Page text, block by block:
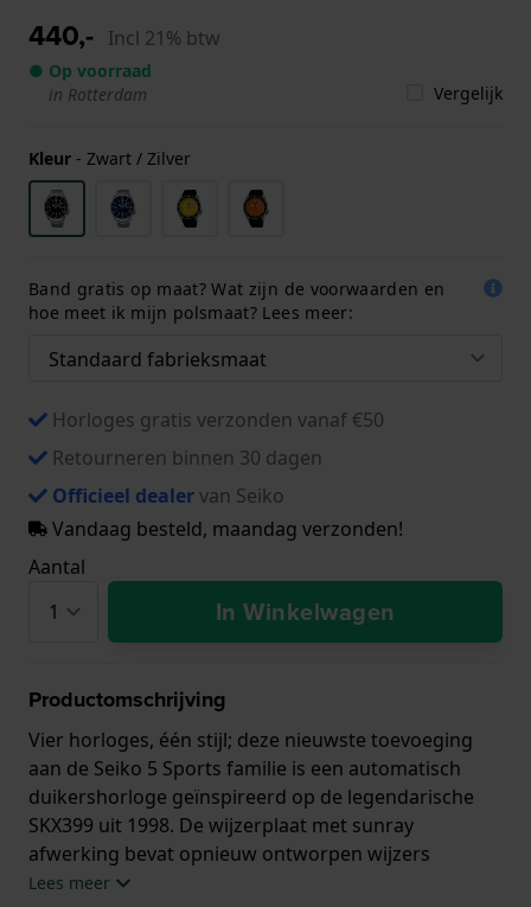
440,- Incl 21% btw
● Op voorraad
in Rotterdam
Vergelijk
Kleur - Zwart / Zilver
Band gratis op maat? Wat zijn de voorwaarden en
hoe meet ik mijn polsmaat? Lees meer:
Horloges gratis verzonden vanaf €50
Retourneren binnen 30 dagen
Officieel dealervan Seiko
Vandaag besteld, maandag verzonden!
Aantal
In Winkelwagen
Productomschrijving
Vier horloges, één stijl; deze nieuwste toevoeging
aan de Seiko 5 Sports familie is een automatisch
duikershorloge geïnspireerd op de legendarische
SKX399 uit 1998. De wijzerplaat met sunray
afwerking bevat opnieuw ontworpen wijzers
gebaseerd op het originele design, wat het horloge
Lees meer